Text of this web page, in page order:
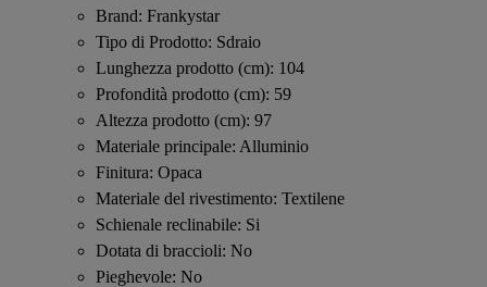
Brand: Frankystar
Tipo di Prodotto: Sdraio
Lunghezza prodotto (cm): 104
Profondità prodotto (cm): 59
Altezza prodotto (cm): 97
Materiale principale: Alluminio
Finitura: Opaca
Materiale del rivestimento: Textilene
Schienale reclinabile: Si
Dotata di braccioli: No
Pieghevole: No